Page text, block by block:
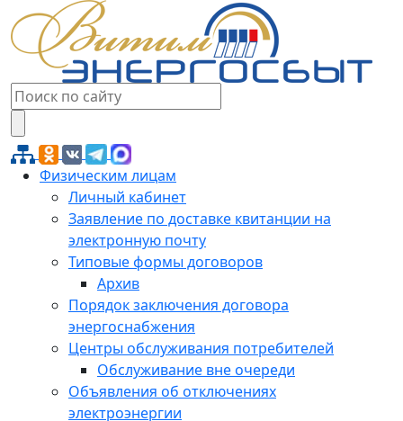
Физическим лицам
Личный кабинет
Заявление по доставке квитанции на
электронную почту
Типовые формы договоров
Архив
Порядок заключения договора
энергоснабжения
Центры обслуживания потребителей
Обслуживание вне очереди
Объявления об отключениях
электроэнергии